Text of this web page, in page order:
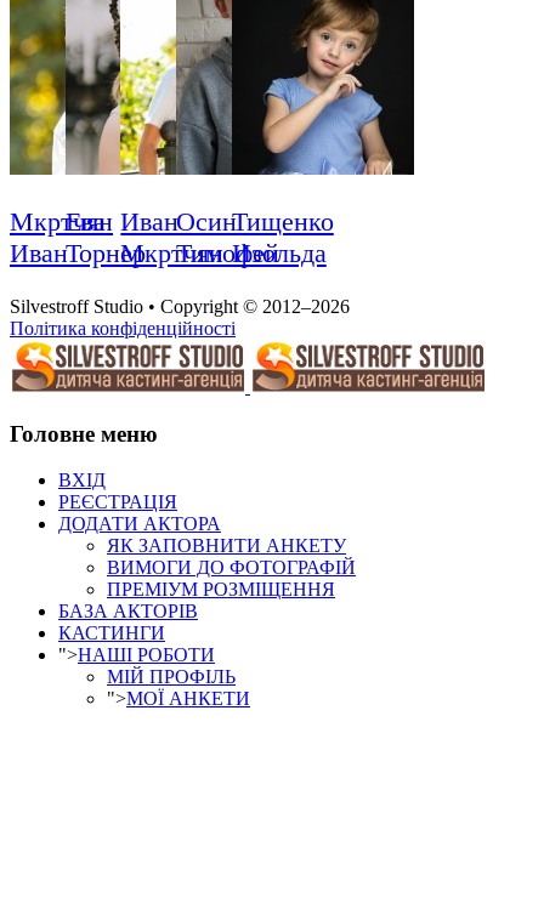
Мкртчян
Иван
Ева
Торнер
Иван
Мкртчян
Осин
Тимофей
Тищенко
Изольда
Silvestroff Studio • Copyright © 2012–2026
Політика конфіденційності
Головне меню
ВХІД
РЕЄСТРАЦІЯ
ДОДАТИ АКТОРА
ЯК ЗАПОВНИТИ АНКЕТУ
ВИМОГИ ДО ФОТОГРАФІЙ
ПРЕМІУМ РОЗМІЩЕННЯ
БАЗА АКТОРІВ
КАСТИНГИ
">НАШІ РОБОТИ
МІЙ ПРОФІЛЬ
">МОЇ АНКЕТИ